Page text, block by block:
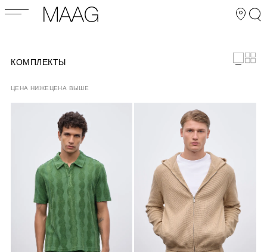
КОМПЛЕКТЫ
ЦЕНА НИЖЕ ЦЕНА ВЫШЕ